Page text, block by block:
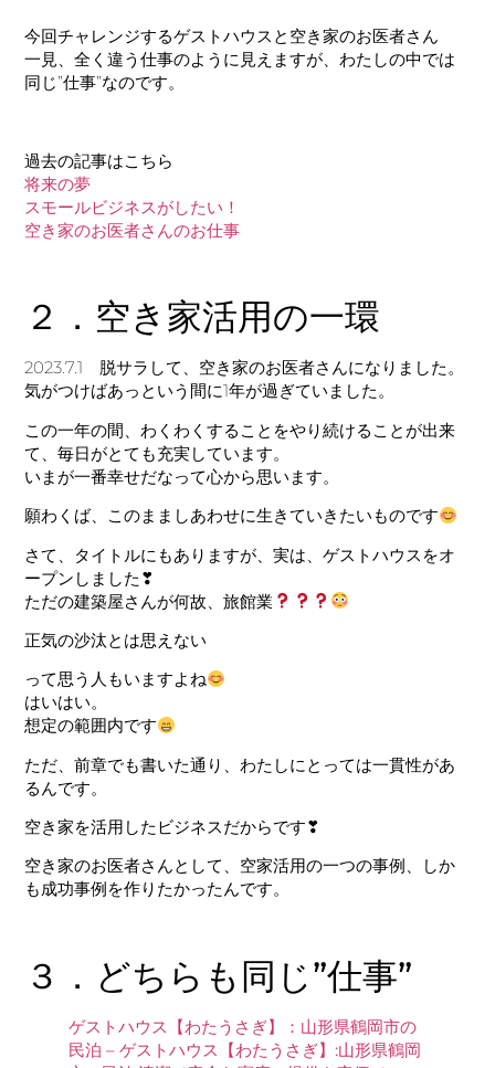
今回チャレンジするゲストハウスと空き家のお医者さん
一見、全く違う仕事のように見えますが、わたしの中では
同じ”仕事”なのです。
過去の記事はこちら
将来の夢
スモールビジネスがしたい！
空き家のお医者さんのお仕事
２．空き家活用の一環
2023.7.1 脱サラして、空き家のお医者さんになりました。
気がつけばあっという間に1年が過ぎていました。
この一年の間、わくわくすることをやり続けることが出来
て、毎日がとても充実しています。
いまが一番幸せだなって心から思います。
願わくば、このまましあわせに生きていきたいものです
さて、タイトルにもありますが、実は、ゲストハウスをオ
ープンしました❣
ただの建築屋さんが何故、旅館業
正気の沙汰とは思えない
って思う人もいますよね
はいはい。
想定の範囲内です
ただ、前章でも書いた通り、わたしにとっては一貫性があ
るんです。
空き家を活用したビジネスだからです❣
空き家のお医者さんとして、空家活用の一つの事例、しか
も成功事例を作りたかったんです。
３．どちらも同じ”仕事”
ゲストハウス【わたうさぎ】：山形県鶴岡市の
民泊 – ゲストハウス【わたうさぎ】:山形県鶴岡